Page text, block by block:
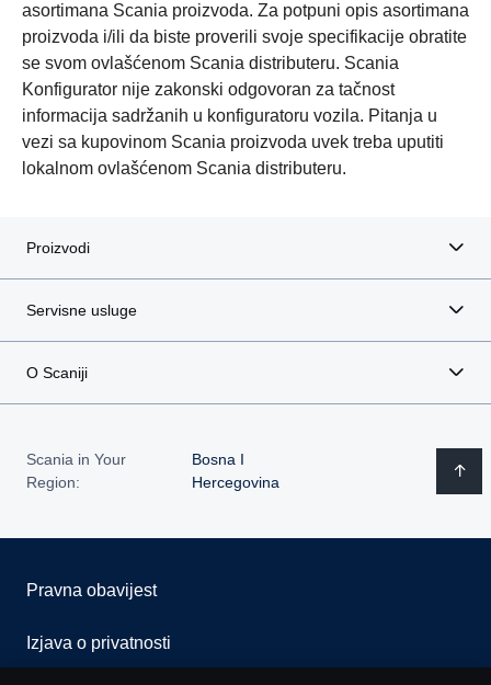
asortimana Scania proizvoda. Za potpuni opis asortimana
proizvoda i/ili da biste proverili svoje specifikacije obratite
se svom ovlašćenom Scania distributeru. Scania
Konfigurator nije zakonski odgovoran za tačnost
informacija sadržanih u konfiguratoru vozila. Pitanja u
vezi sa kupovinom Scania proizvoda uvek treba uputiti
lokalnom ovlašćenom Scania distributeru.
Proizvodi
Servisne usluge
O Scaniji
Scania in Your
Region:
Bosna I
Hercegovina
Pravna obavijest
Izjava o privatnosti